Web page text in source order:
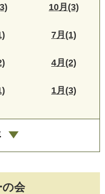
の会
10月(3)
7月(1)
4月(2)
1月(3)